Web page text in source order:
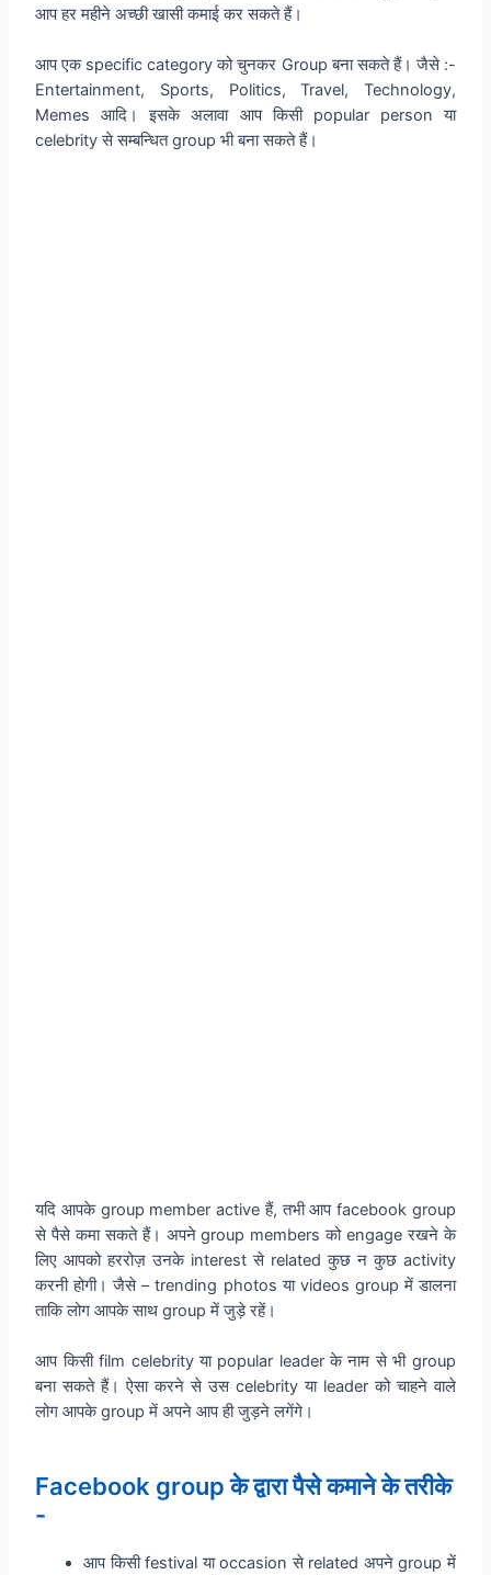
आप हर महीने अच्छी खासी कमाई कर सकते हैं।
आप एक specific category को चुनकर Group बना सकते हैं। जैसे :-
Entertainment, Sports, Politics, Travel, Technology,
Memes आदि। इसके अलावा आप किसी popular person या
celebrity से सम्बन्धित group भी बना सकते हैं।
यदि आपके group member active हैं, तभी आप facebook group
से पैसे कमा सकते हैं। अपने group members को engage रखने के
लिए आपको हररोज़ उनके interest से related कुछ न कुछ activity
करनी होगी। जैसे – trending photos या videos group में डालना
ताकि लोग आपके साथ group में जुड़े रहें।
आप किसी film celebrity या popular leader के नाम से भी group
बना सकते हैं। ऐसा करने से उस celebrity या leader को चाहने वाले
लोग आपके group में अपने आप ही जुड़ने लगेंगे।
Facebook group के द्वारा पैसे कमाने के तरीके
-
आप किसी festival या occasion से related अपने group में